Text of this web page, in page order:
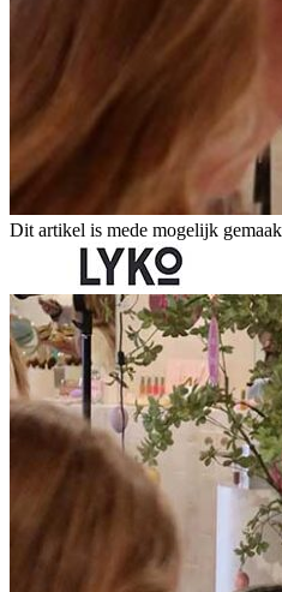
Dit artikel is mede mogelijk